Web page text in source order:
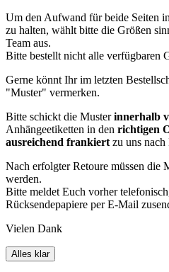
Um den Aufwand für beide Seiten
zu halten, wählt bitte die Größen
Team aus.
Bitte bestellt nicht alle verfügbaren
Gerne könnt Ihr im letzten
"Muster" vermerken.
Bitte schickt die Musterinnerhalb
Anhängeetiketten in den richtigen
ausreichend frankiert zu uns nach
Nach erfolgter Retoure müssen die
werden.
Bitte meldet Euch vorher
Rücksendepapiere per E-Mail
Vielen Dank
Alles klar